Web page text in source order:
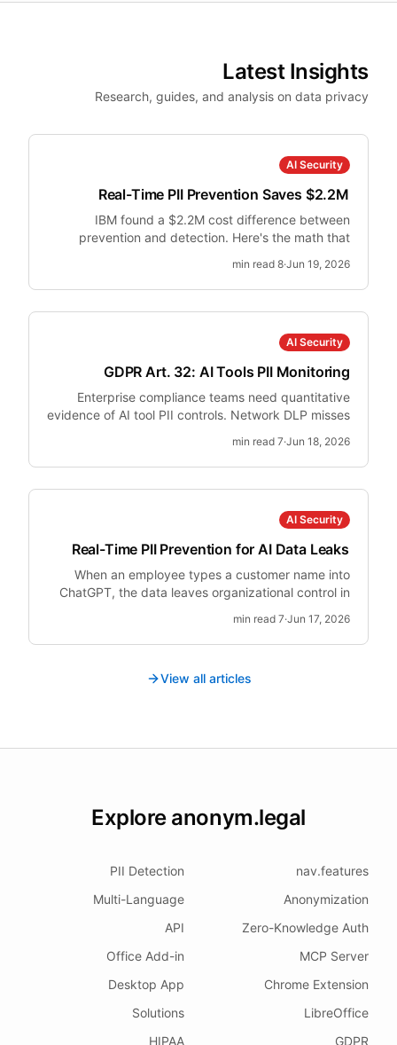
Latest Insights
Research, guides, and analysis on data privacy
AI Security
Real-Time PII Prevention Saves $2.2M
IBM found a $2.2M cost difference between
prevention and detection. Here's the math that
security teams.
Jun 19, 2026
·
8
AI Security
GDPR Art. 32: AI Tools PII Monitoring
Enterprise compliance teams need quantitative
evidence of AI tool PII controls. Network DLP misses
Jun 18, 2026
·
7
AI Security
Real-Time PII Prevention for AI Data Leaks
When an employee types a customer name into
ChatGPT, the data leaves organizational control in
Jun 17, 2026
·
7
View all articles
Explore anonym.legal
nav.features
PII Detection
Anonymization
Multi-Language
Zero-Knowledge Auth
API
MCP Server
Office Add-in
Chrome Extension
Desktop App
LibreOffice
Solutions
GDPR
HIPAA